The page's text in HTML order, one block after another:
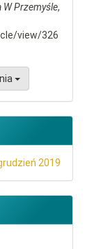
W Przemyśle,
view/326
2019